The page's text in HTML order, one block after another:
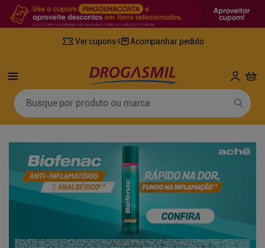
Ver cupons Acompanhar pedido
Busque por produto ou marca
Termos mais buscados
3º
retinol
4º
fralda geriatrica
desodorante
9º
fralda xg
10º shampoo